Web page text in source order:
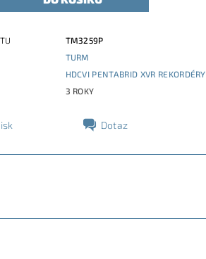
TM3259P
TURM
HDCVI PENTABRID XVR REKORDÉRY
3 ROKY
Dotaz